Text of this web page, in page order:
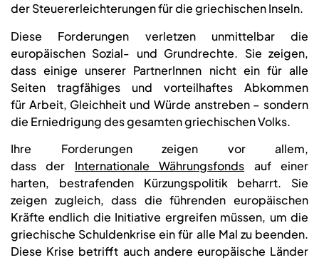
der Steuererleichterungen für die griechischen Inseln.
Diese Forderungen verletzen unmittelbar die
europäischen Sozial- und Grundrechte. Sie zeigen,
dass einige unserer PartnerInnen nicht ein für alle
Seiten tragfähiges und vorteilhaftes Abkommen
für Arbeit, Gleichheit und Würde anstreben – sondern
die Erniedrigung des gesamten griechischen Volks.
Ihre Forderungen zeigen vor allem,
dass der Internationale Währungsfonds auf einer
harten, bestrafenden Kürzungspolitik beharrt. Sie
zeigen zugleich, dass die führenden europäischen
Kräfte endlich die Initiative ergreifen müssen, um die
griechische Schuldenkrise ein für alle Mal zu beenden.
Diese Krise betrifft auch andere europäische Länder